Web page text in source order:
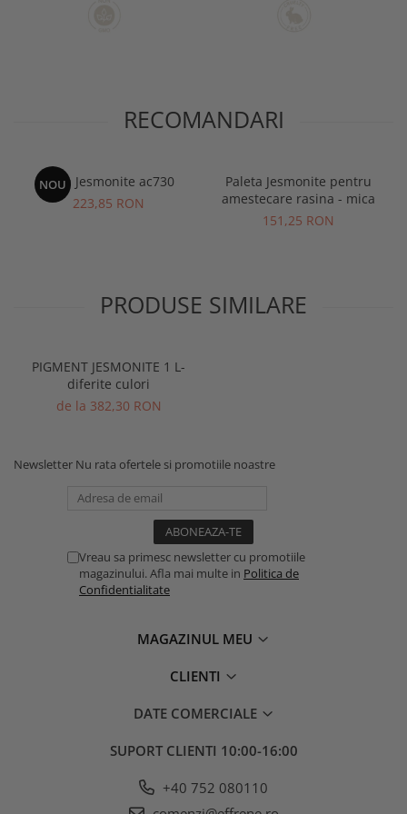
RECOMANDARI
NOU
Baza Jesmonite ac730
223,85 RON
Paleta Jesmonite pentru
amestecare rasina - mica
151,25 RON
PRODUSE SIMILARE
PIGMENT JESMONITE 1 L-
diferite culori
de la 382,30 RON
Newsletter Nu rata ofertele si promotiile noastre
Vreau sa primesc newsletter cu promotiile
magazinului. Afla mai multe in Politica de
Confidentialitate
MAGAZINUL MEU
CLIENTI
DATE COMERCIALE
SUPORT CLIENTI 10:00-16:00
+40 752 080110